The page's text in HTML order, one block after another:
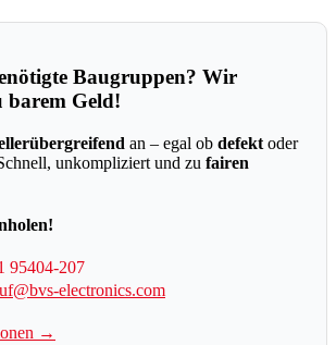
Baugruppen? Wir
barem Geld!
an – egal ob defekt oder
unkompliziert und zu fairen
95404-207
electronics.com
→